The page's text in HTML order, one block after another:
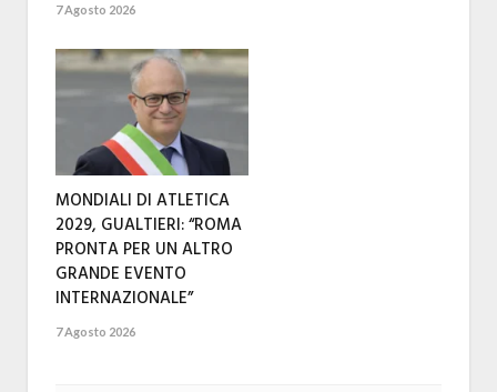
7 Agosto 2026
MONDIALI DI ATLETICA
2029, GUALTIERI: “ROMA
PRONTA PER UN ALTRO
GRANDE EVENTO
INTERNAZIONALE”
7 Agosto 2026